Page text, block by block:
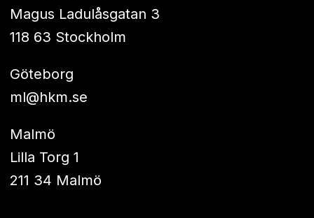
Magus Ladulåsgatan 3
118 63 Stockholm
Göteborg
ml@hkm.se
Malmö
Lilla Torg 1
211 34 Malmö